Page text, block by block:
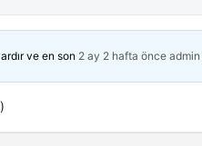
ve en son 2 ay 2 hafta önce admin